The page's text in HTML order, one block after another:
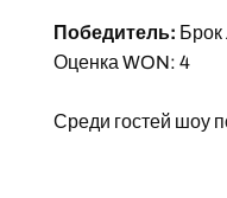
Победитель:
Оценка WON: 4
Среди гостей шоу